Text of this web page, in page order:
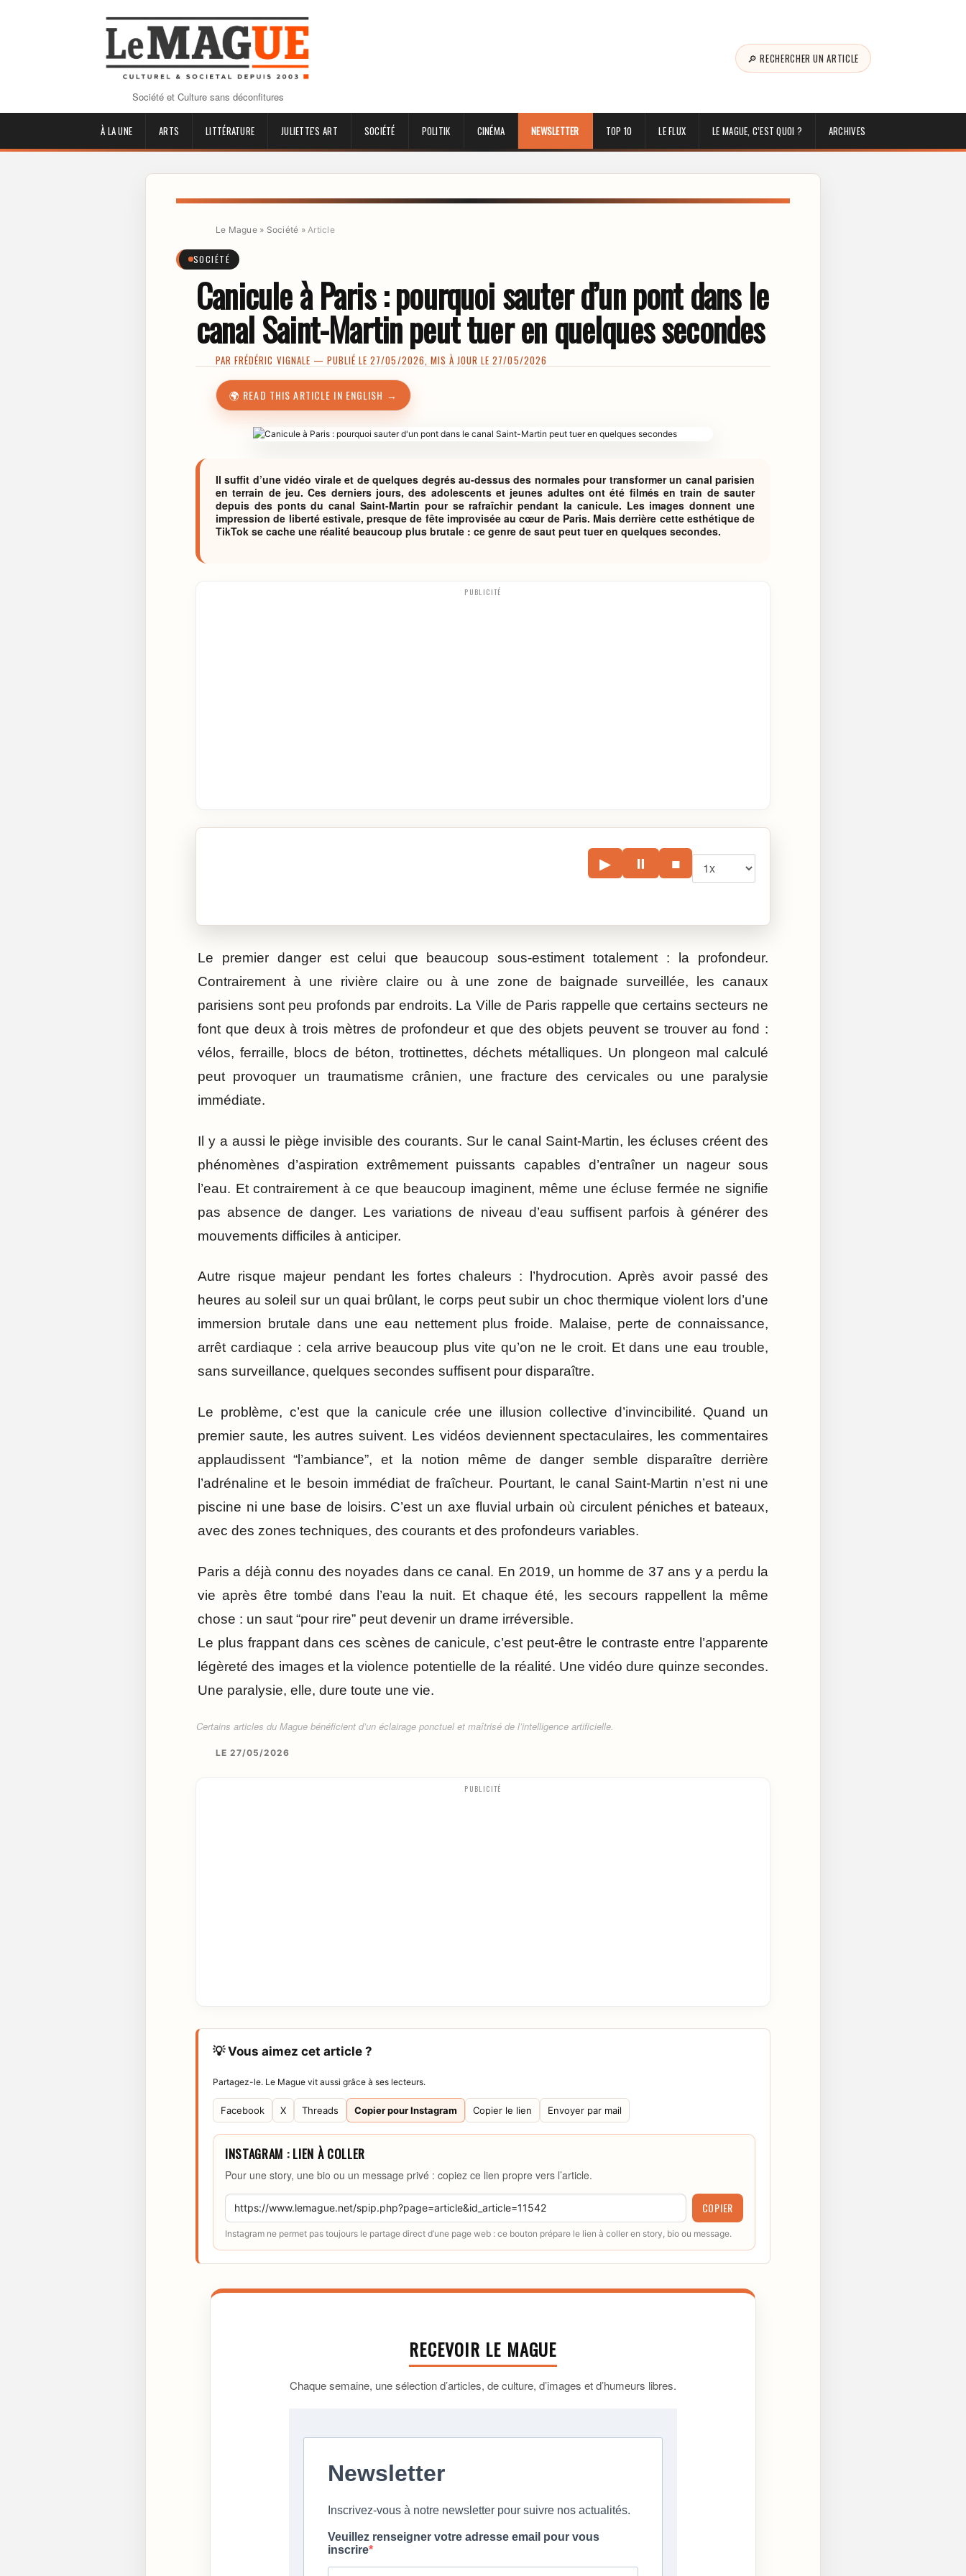
Société et Culture sans déconfitures
🔎 RECHERCHER UN ARTICLE
À LA UNE ARTS LITTÉRATURE JULIETTE'S ART SOCIÉTÉ POLITIK CINÉMA NEWSLETTER TOP 10 LE FLUX LE MAGUE, C’EST QUOI ? ARCHIVES
Le Mague» Société » Article
SOCIÉTÉ
Canicule à Paris : pourquoi sauter d’un pont dans le
canal Saint-Martin peut tuer en quelques secondes
PARFRÉDÉRIC VIGNALE — PUBLIÉ LE 27/05/2026, MIS À JOUR LE 27/05/2026
🌍 READ THIS ARTICLE IN ENGLISH →
Il suffit d’une vidéo virale et de quelques degrés au-dessus des normales pour transformer un canal parisien
en terrain de jeu. Ces derniers jours, des adolescents et jeunes adultes ont été filmés en train de sauter
depuis des ponts du canal Saint-Martin pour se rafraîchir pendant la canicule. Les images donnent une
impression de liberté estivale, presque de fête improvisée au cœur de Paris. Mais derrière cette esthétique de
TikTok se cache une réalité beaucoup plus brutale : ce genre de saut peut tuer en quelques secondes.
PUBLICITÉ
▶ ⏸ ■
Le premier danger est celui que beaucoup sous-estiment totalement : la profondeur.
Contrairement à une rivière claire ou à une zone de baignade surveillée, les canaux
parisiens sont peu profonds par endroits. La Ville de Paris rappelle que certains secteurs ne
font que deux à trois mètres de profondeur et que des objets peuvent se trouver au fond :
vélos, ferraille, blocs de béton, trottinettes, déchets métalliques. Un plongeon mal calculé
peut provoquer un traumatisme crânien, une fracture des cervicales ou une paralysie
immédiate.
Il y a aussi le piège invisible des courants. Sur le canal Saint-Martin, les écluses créent des
phénomènes d’aspiration extrêmement puissants capables d’entraîner un nageur sous
l’eau. Et contrairement à ce que beaucoup imaginent, même une écluse fermée ne signifie
pas absence de danger. Les variations de niveau d’eau suffisent parfois à générer des
mouvements difficiles à anticiper.
Autre risque majeur pendant les fortes chaleurs : l’hydrocution. Après avoir passé des
heures au soleil sur un quai brûlant, le corps peut subir un choc thermique violent lors d’une
immersion brutale dans une eau nettement plus froide. Malaise, perte de connaissance,
arrêt cardiaque : cela arrive beaucoup plus vite qu’on ne le croit. Et dans une eau trouble,
sans surveillance, quelques secondes suffisent pour disparaître.
Le problème, c’est que la canicule crée une illusion collective d’invincibilité. Quand un
premier saute, les autres suivent. Les vidéos deviennent spectaculaires, les commentaires
applaudissent “l’ambiance”, et la notion même de danger semble disparaître derrière
l’adrénaline et le besoin immédiat de fraîcheur. Pourtant, le canal Saint-Martin n’est ni une
piscine ni une base de loisirs. C’est un axe fluvial urbain où circulent péniches et bateaux,
avec des zones techniques, des courants et des profondeurs variables.
Paris a déjà connu des noyades dans ce canal. En 2019, un homme de 37 ans y a perdu la
vie après être tombé dans l’eau la nuit. Et chaque été, les secours rappellent la même
chose : un saut “pour rire” peut devenir un drame irréversible.
Le plus frappant dans ces scènes de canicule, c’est peut-être le contraste entre l’apparente
légèreté des images et la violence potentielle de la réalité. Une vidéo dure quinze secondes.
Une paralysie, elle, dure toute une vie.
Certains articles du Mague bénéficient d’un éclairage ponctuel et maîtrisé de l’intelligence artificielle.
LE 27/05/2026
PUBLICITÉ
💡 Vous aimez cet article ?
Partagez-le. Le Mague vit aussi grâce à ses lecteurs.
Facebook X Threads Copier pour Instagram Copier le lien Envoyer par mail
INSTAGRAM : LIEN À COLLER
Pour une story, une bio ou un message privé : copiez ce lien propre vers l’article.
COPIER
Instagram ne permet pas toujours le partage direct d’une page web : ce bouton prépare le lien à coller en story, bio ou message.
RECEVOIR LE MAGUE
Chaque semaine, une sélection d’articles, de culture, d’images et d’humeurs libres.